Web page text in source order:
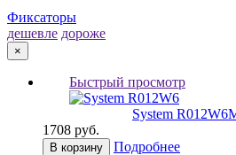
Фиксаторы
дешевле дороже
×
Быстрый просмотр
System R012W6
1708 руб.
В корзину
Подробнее